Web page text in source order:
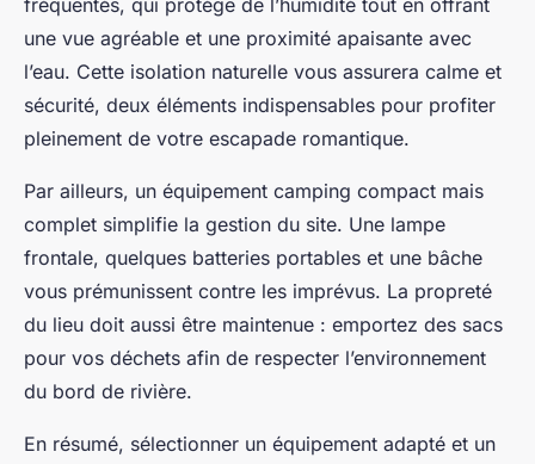
fréquentés, qui protège de l’humidité tout en offrant
une vue agréable et une proximité apaisante avec
l’eau. Cette isolation naturelle vous assurera calme et
sécurité, deux éléments indispensables pour profiter
pleinement de votre escapade romantique.
Par ailleurs, un équipement camping compact mais
complet simplifie la gestion du site. Une lampe
frontale, quelques batteries portables et une bâche
vous prémunissent contre les imprévus. La propreté
du lieu doit aussi être maintenue : emportez des sacs
pour vos déchets afin de respecter l’environnement
du bord de rivière.
En résumé, sélectionner un équipement adapté et un